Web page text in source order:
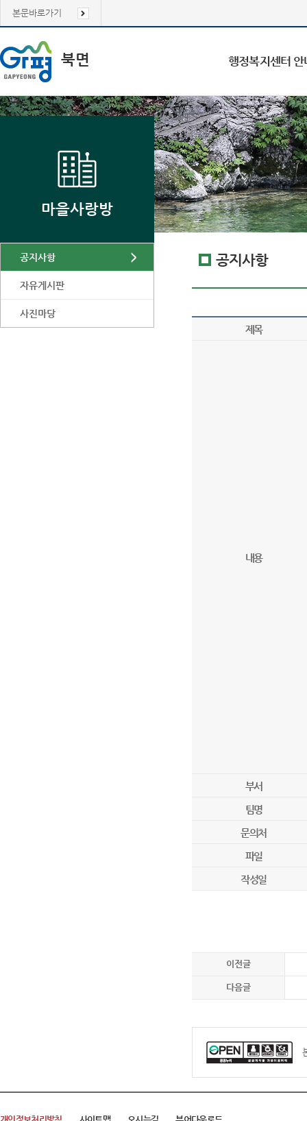
본문바로가기
북면 행정복지센터 안
마을사랑방
공지사항
자유게시판
사진마당
공지사항
제목
내용
부서
팀명
문의처
파일
작성일
이전글
다음글